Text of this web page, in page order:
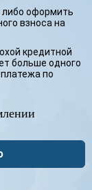
оформить
взноса на
кредитной
больше одного
по